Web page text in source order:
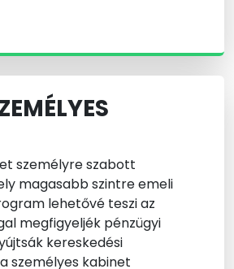
személyre szabott
magasabb szintre emeli
lehetővé teszi az
megfigyeljék pénzügyi
kereskedési
személyes kabinet